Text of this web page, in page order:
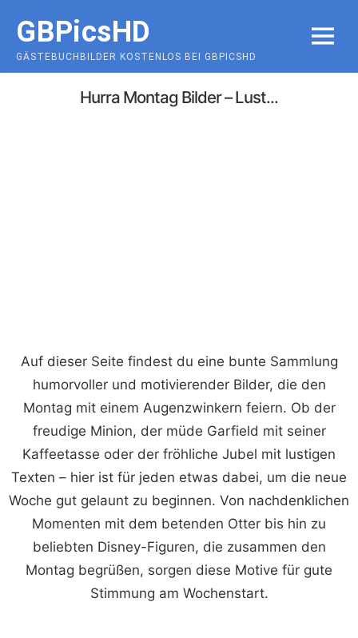
content
GBPicsHD
GÄSTEBUCHBILDER KOSTENLOS BEI GBPICSHD
MENU
Hurra Montag Bilder – Lust...
Auf dieser Seite findest du eine bunte Sammlung
humorvoller und motivierender Bilder, die den
Montag mit einem Augenzwinkern feiern. Ob der
freudige Minion, der müde Garfield mit seiner
Kaffeetasse oder der fröhliche Jubel mit lustigen
Texten – hier ist für jeden etwas dabei, um die neue
Woche gut gelaunt zu beginnen. Von nachdenklichen
Momenten mit dem betenden Otter bis hin zu
beliebten Disney-Figuren, die zusammen den
Montag begrüßen, sorgen diese Motive für gute
Stimmung am Wochenstart.